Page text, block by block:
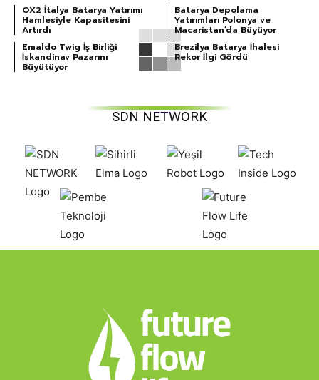
OX2 İtalya Batarya Yatırımı
Hamlesiyle Kapasitesini
Artırdı
Batarya Depolama
Yatırımları Polonya ve
Macaristan’da Büyüyor
Emaldo Twig İş Birliği
İskandinav Pazarını
Büyütüyor
Brezilya Batarya İhalesi
Rekor İlgi Gördü
SDN NETWORK